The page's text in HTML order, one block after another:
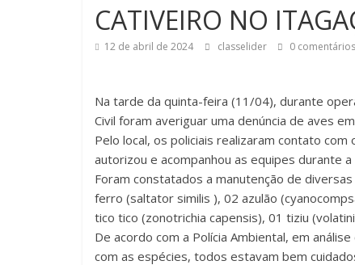
CATIVEIRO NO
12 de abril de 2024 classelider 0 comentários
Na tarde da quinta-feira (11/04), durante
Civil foram averiguar uma denúncia de aves
Pelo local, os policiais realizaram contato
autorizou e acompanhou as equipes durante a
Foram constatados a manutenção de
ferro (saltator similis ), 02 azulão
tico tico (zonotrichia capensis), 01 tiziu
De acordo com a Polícia Ambiental, em
com as espécies, todos estavam bem